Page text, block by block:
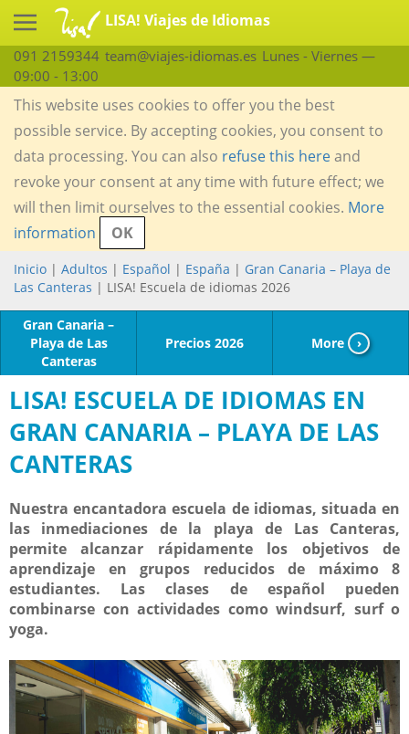
LISA! Viajes de Idiomas
091 2159344 team@viajes-idiomas.es Lunes - Viernes —
09:00 - 13:00
This website uses cookies to offer you the best
possible service. By accepting cookies, you consent to
data processing. You can also refuse this hereand
revoke your consent at any time with future effect; we
will then limit ourselves to the essential cookies. More
information
OK
Inicio | Adultos | Español | España | Gran Canaria – Playa de
Las Canteras | LISA! Escuela de idiomas 2026
Gran Canaria –
Playa de Las
Canteras
Precios 2026 More ›
LISA! ESCUELA DE IDIOMAS EN
GRAN CANARIA – PLAYA DE LAS
CANTERAS
Nuestra encantadora escuela de idiomas, situada en
las inmediaciones de la playa de Las Canteras,
permite alcanzar rápidamente los objetivos de
aprendizaje en grupos reducidos de máximo 8
estudiantes. Las clases de español pueden
combinarse con actividades como windsurf, surf o
yoga.